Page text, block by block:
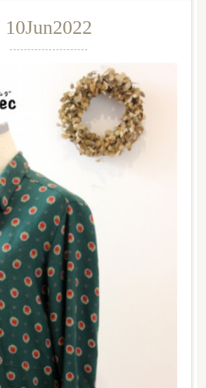
10Jun2022